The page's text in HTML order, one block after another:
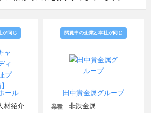
が同じ
材紹介
田中貴金属グループ
閲覧中の企業と本社が同じ
業種 非鉄金属